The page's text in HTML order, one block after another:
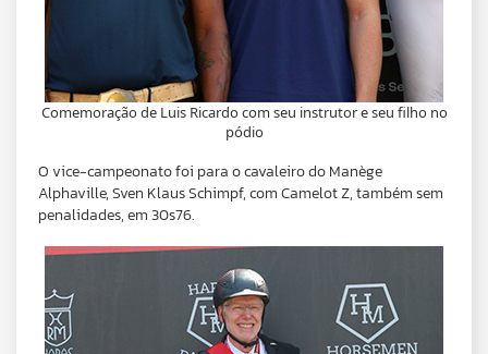
Comemoração de Luis Ricardo com seu instrutor e seu filho no
pódio
O vice-campeonato foi para o cavaleiro do Manège
Alphaville, Sven Klaus Schimpf, com Camelot Z, também sem
penalidades, em 30s76.